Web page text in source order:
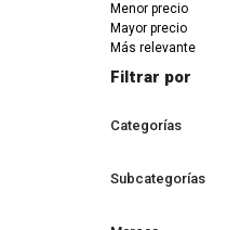
Menor precio
Mayor precio
Más relevante
Filtrar por
Categorías
Subcategorías